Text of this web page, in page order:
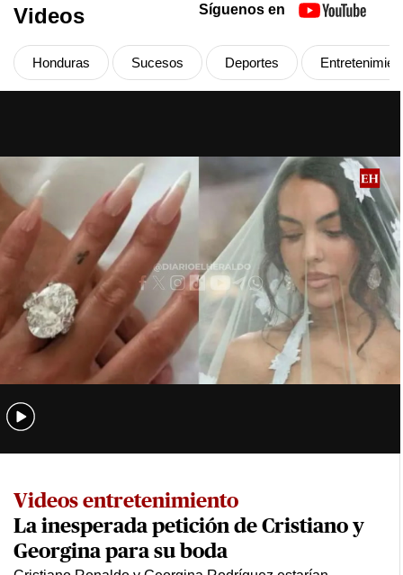
Videos
Honduras Sucesos Deportes
Síguenos en
Videos entretenimiento
La inesperada petición de Cristiano y
Georgina para su boda